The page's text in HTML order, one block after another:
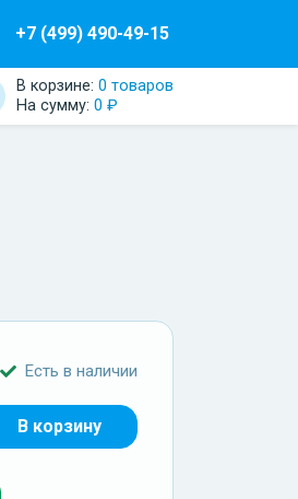
+7 (499) 490-49-15
В корзине: 0 товаров
На сумму: 0 ₽
Есть в наличии